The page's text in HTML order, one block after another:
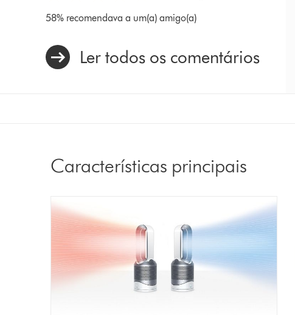
58% recomendava a um(a) amigo(a)
Ler todos os comentários
Características principais